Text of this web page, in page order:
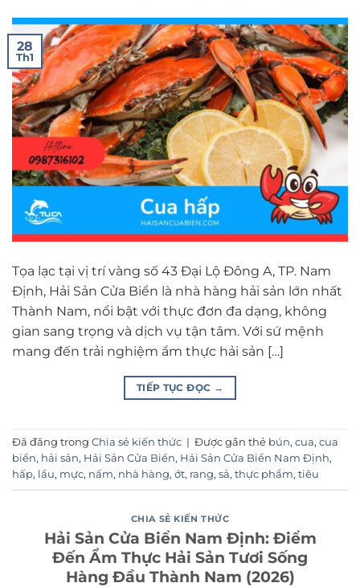
28
Th1
Tọa lạc tại vị trí vàng số 43 Đại Lộ Đông A, TP. Nam
Định, Hải Sản Cửa Biển là nhà hàng hải sản lớn nhất
Thành Nam, nổi bật với thực đơn đa dạng, không
gian sang trọng và dịch vụ tận tâm. Với sứ mệnh
mang đến trải nghiệm ẩm thực hải sản […]
TIẾP TỤC ĐỌC →
Đã đăng trong Chia sẻ kiến thức | Được gắn thẻ bún, cua, cua
biển, hải sản, Hải Sản Cửa Biển, Hải Sản Cửa Biển Nam Định,
hấp, lẩu, mực, nấm, nhà hàng, ớt, rang, sả, thực phẩm, tiêu
CHIA SẺ KIẾN THỨC
Hải Sản Cửa Biển Nam Định: Điểm
Đến Ẩm Thực Hải Sản Tươi Sống
Hàng Đầu Thành Nam (2026)